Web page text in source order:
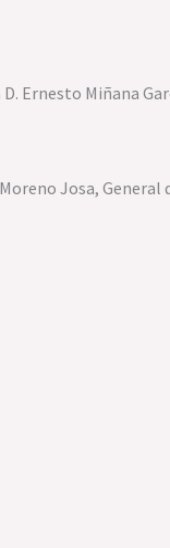
Ernesto Miñana
Josa, General